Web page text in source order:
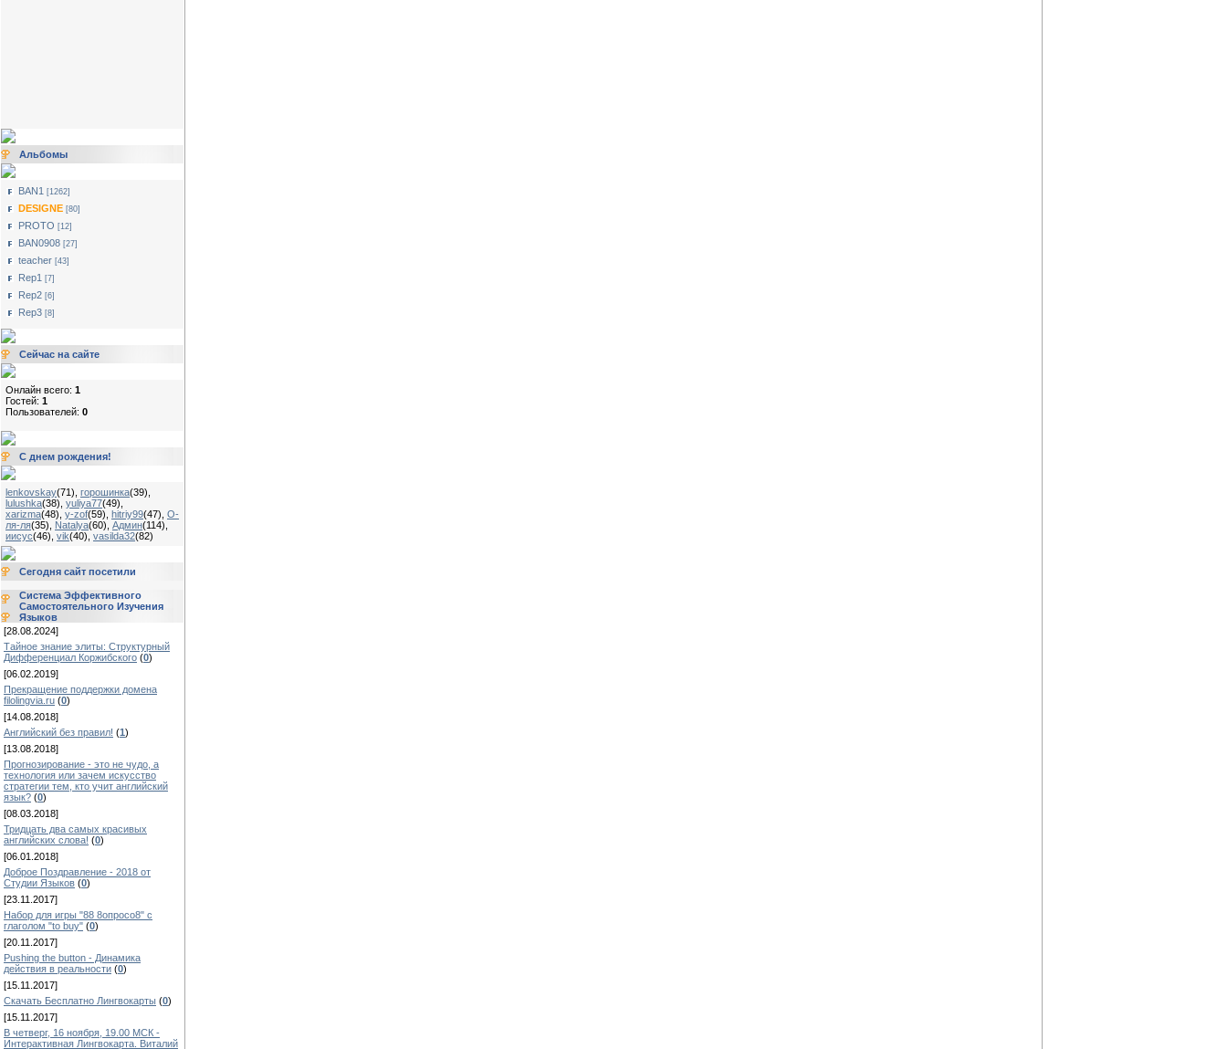
Альбомы
BAN1 [1262]
DESIGNE [80]
PROTO [12]
BAN0908 [27]
teacher [43]
Rep1 [7]
Rep2 [6]
Rep3 [8]
Сейчас на сайте
Онлайн всего: 1
Гостей: 1
Пользователей: 0
С днем рождения!
lenkovskay(71) горошинка(39)
lulushka(38) yuliya77(49)
xarizma(48) y-zof(59) hitriy99(47) О-
ля-ля(35) Natalya(60) Админ(114)
иисус(46) vik(40) vasilda32(82)
Сегодня сайт посетили
Система Эффективного
Самостоятельного Изучения
Языков
[28.08.2024]
Тайное знание элиты: Структурный
Дифференциал Коржибского (0)
[06.02.2019]
Прекращение поддержки домена
filolingvia.ru (0)
[14.08.2018]
Английский без правил! (1)
[13.08.2018]
Прогнозирование - это не чудо, а
технология или зачем искусство
стратегии тем, кто учит английский
язык? (0)
[08.03.2018]
Тридцать два самых красивых
английских слова! (0)
[06.01.2018]
Доброе Поздравление - 2018 от
Студии Языков (0)
[23.11.2017]
Набор для игры "88 8опросо8" с
глаголом "to buy" (0)
[20.11.2017]
Pushing the button - Динамика
действия в реальности (0)
[15.11.2017]
Скачать Бесплатно Лингвокарты (0)
[15.11.2017]
В четверг, 16 ноября, 19.00 МСК -
Интерактивная Лингвокарта. Виталий